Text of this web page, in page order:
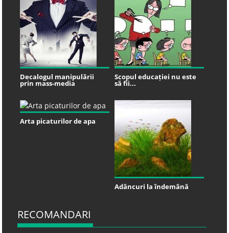
Decalogul manipulării
prin mass-media
Scopul educației nu este
să fii...
Arta picaturilor de apa
Adâncuri la îndemână
RECOMANDARI